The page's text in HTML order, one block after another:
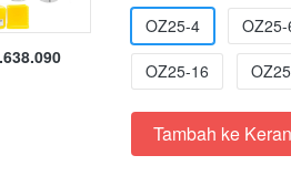
OZ25-4
OZ25-
OZ25-16
`
Tambah ke